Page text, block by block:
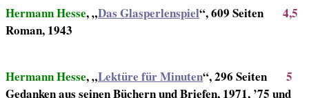
Hermann Hesse, „Das Glasperlenspiel“, 609 Seiten 4,5
Roman, 1943
Hermann Hesse, „Lektüre für Minuten“, 296 Seiten 5
Gedanken aus seinen Büchern und Briefen, 1971, ’75 und